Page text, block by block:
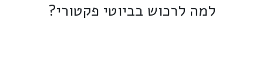
למה לרכוש בביוטי פקטורי?